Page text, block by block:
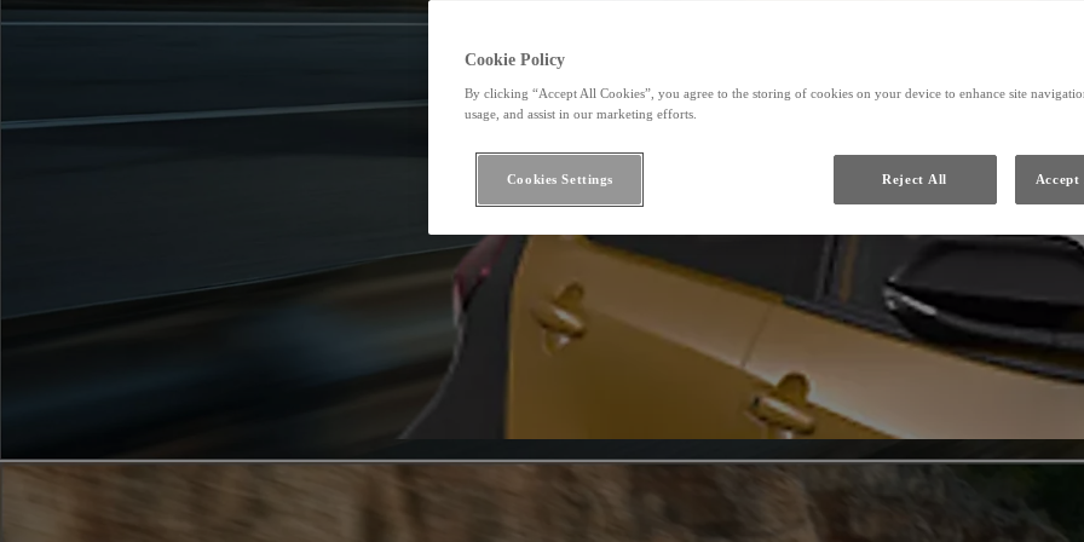
Cookie Policy
By clicking “Accept All Cookies”, you agree to the storing of cookies on your device to enhance site
usage, and assist in our marketing efforts.
Reject All Accept
Cookies Settings